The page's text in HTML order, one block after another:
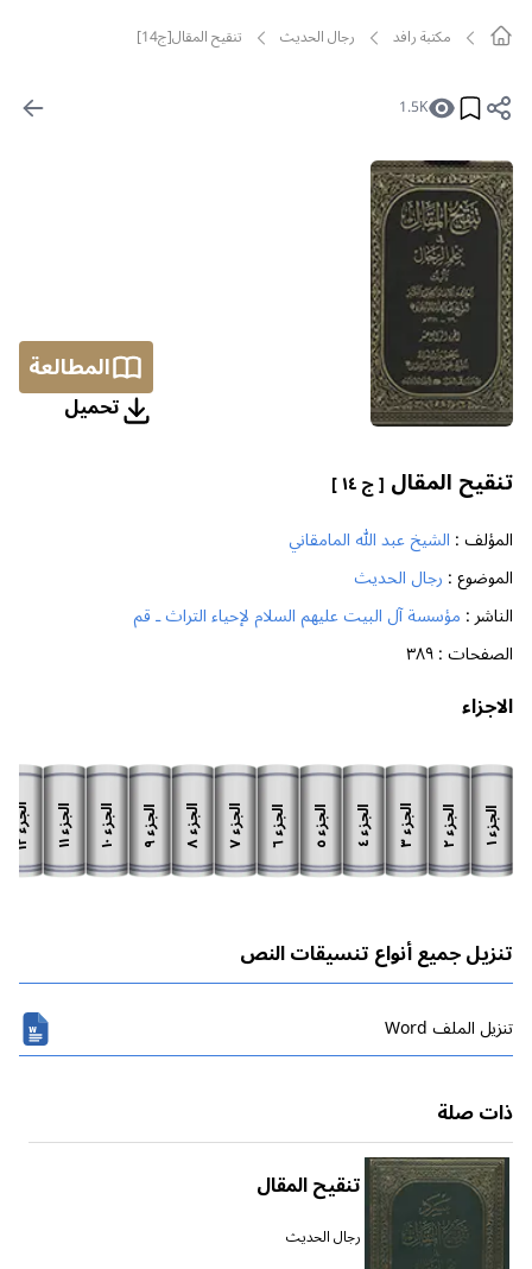
مکتبة رافد رجال الحديث تنقيح المقال[ج14]
1.5K
المطالعة
تحمیل
تنقيح المقال [ ج ١٤ ]
المؤلف : الشيخ عبد الله المامقاني
الموضوع : رجال الحديث
الناشر : مؤسسة آل البيت عليهم السلام لإحياء التراث ـ قم
الصفحات :٣٨٩
الاجزاء
الجزء
١
الجزء
٢
الجزء
٣
الجزء
٤
الجزء
٥
الجزء
٦
الجزء
٧
الجزء
٨
الجزء
٩
الجزء
١٠
الجزء
١١
الجزء
١٢
تنزيل جميع أنواع تنسيقات النص
تنزیل الملف Word
ذات صلة
تنقيح المقال
رجال الحديث